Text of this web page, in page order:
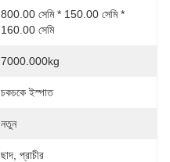
800.00 সেমি * 150.00 সেমি *
160.00 সেমি
7000.000kg
চকচকে ইস্পাত
নতুন
ছাদ, প্রাচীর